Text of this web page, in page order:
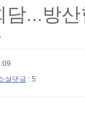
...방산
셜댓글 : 5